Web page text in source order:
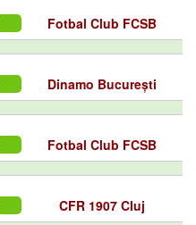
Fotbal Club FCSB
Dinamo București
Fotbal Club FCSB
CFR 1907 Cluj